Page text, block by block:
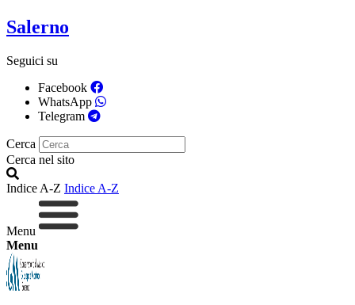
Salerno
Seguici su
Facebook
WhatsApp
Telegram
Cerca
Cerca nel sito
Indice A-Z Indice A-Z
Menu
Menu